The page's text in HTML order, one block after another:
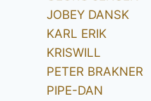
JOBEY DANSK
KARL ERIK
KRISWILL
PETER BRAKNER
PIPE-DAN